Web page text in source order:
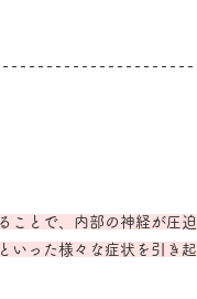
ことで、内部の神経が圧
いった様々な症状を引き